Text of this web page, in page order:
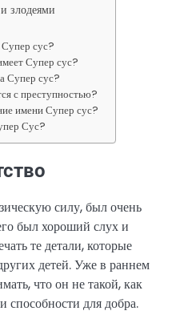
злодеями
Супер сус?
Супер сус?
Супер сус?
с преступностью?
имени Супер сус?
Сус?
силу, был очень
был хороший слух и
те детали, которые
детей. Уже в раннем
что он не такой, как
способности для добра.